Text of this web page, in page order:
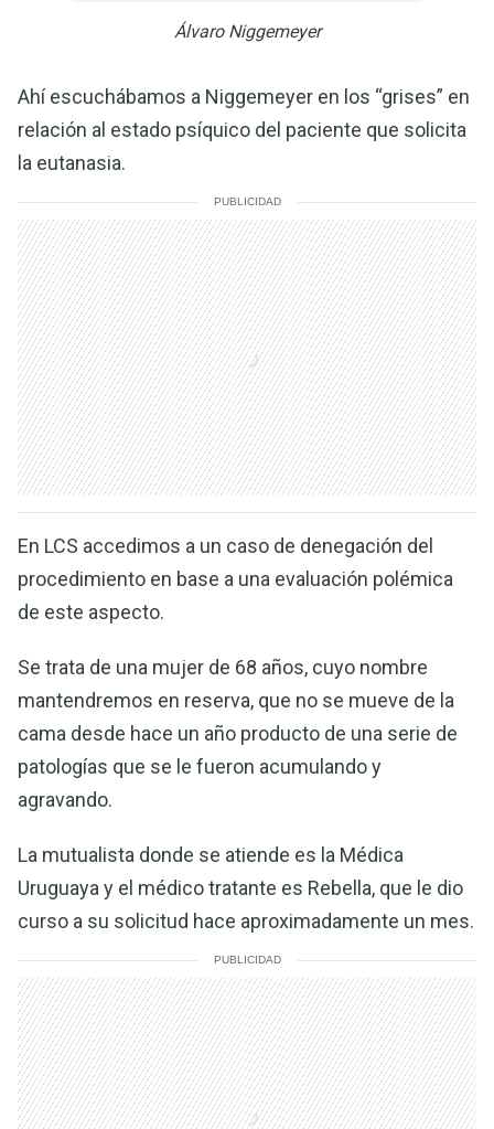
Álvaro Niggemeyer
Ahí escuchábamos a Niggemeyer en los “grises” en
relación al estado psíquico del paciente que solicita
la eutanasia.
PUBLICIDAD
En LCS accedimos a un caso de denegación del
procedimiento en base a una evaluación polémica
de este aspecto.
Se trata de una mujer de 68 años, cuyo nombre
mantendremos en reserva, que no se mueve de la
cama desde hace un año producto de una serie de
patologías que se le fueron acumulando y
agravando.
La mutualista donde se atiende es la Médica
Uruguaya y el médico tratante es Rebella, que le dio
curso a su solicitud hace aproximadamente un mes.
PUBLICIDAD